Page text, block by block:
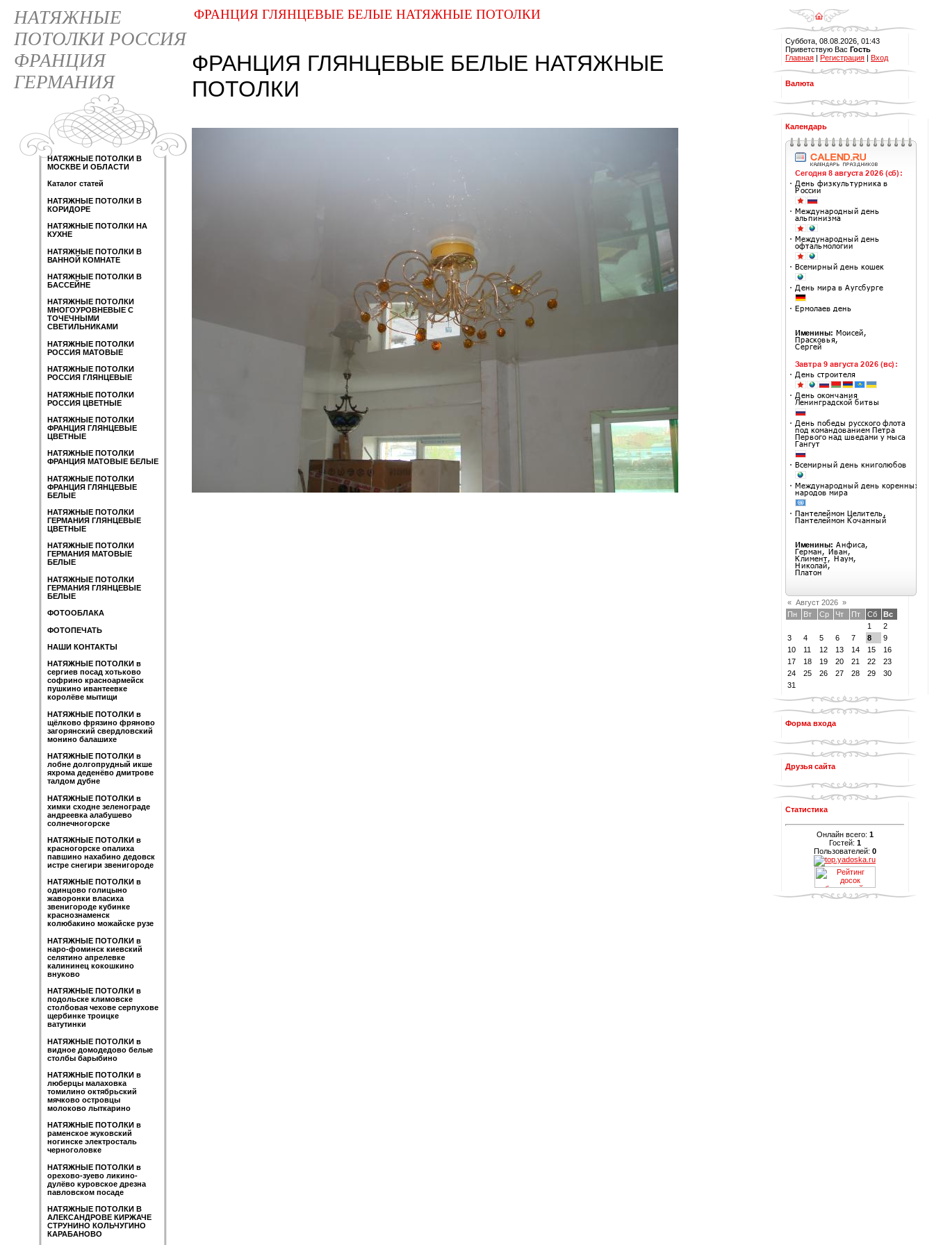
НАТЯЖНЫЕ
ПОТОЛКИ РОССИЯ
ФРАНЦИЯ
ГЕРМАНИЯ
НАТЯЖНЫЕ ПОТОЛКИ В
МОСКВЕ И ОБЛАСТИ
Каталог статей
НАТЯЖНЫЕ ПОТОЛКИ В
КОРИДОРЕ
НАТЯЖНЫЕ ПОТОЛКИ НА
КУХНЕ
НАТЯЖНЫЕ ПОТОЛКИ В
ВАННОЙ КОМНАТЕ
НАТЯЖНЫЕ ПОТОЛКИ В
БАССЕЙНЕ
НАТЯЖНЫЕ ПОТОЛКИ
МНОГОУРОВНЕВЫЕ С
ТОЧЕЧНЫМИ
СВЕТИЛЬНИКАМИ
НАТЯЖНЫЕ ПОТОЛКИ
РОССИЯ МАТОВЫЕ
НАТЯЖНЫЕ ПОТОЛКИ
РОССИЯ ГЛЯНЦЕВЫЕ
НАТЯЖНЫЕ ПОТОЛКИ
РОССИЯ ЦВЕТНЫЕ
НАТЯЖНЫЕ ПОТОЛКИ
ФРАНЦИЯ ГЛЯНЦЕВЫЕ
ЦВЕТНЫЕ
НАТЯЖНЫЕ ПОТОЛКИ
ФРАНЦИЯ МАТОВЫЕ БЕЛЫЕ
НАТЯЖНЫЕ ПОТОЛКИ
ФРАНЦИЯ ГЛЯНЦЕВЫЕ
БЕЛЫЕ
НАТЯЖНЫЕ ПОТОЛКИ
ГЕРМАНИЯ ГЛЯНЦЕВЫЕ
ЦВЕТНЫЕ
НАТЯЖНЫЕ ПОТОЛКИ
ГЕРМАНИЯ МАТОВЫЕ
БЕЛЫЕ
НАТЯЖНЫЕ ПОТОЛКИ
ГЕРМАНИЯ ГЛЯНЦЕВЫЕ
БЕЛЫЕ
ФОТООБЛАКА
ФОТОПЕЧАТЬ
НАШИ КОНТАКТЫ
НАТЯЖНЫЕ ПОТОЛКИ в
сергиев посад хотьково
софрино красноармейск
пушкино ивантеевке
королёве мытищи
НАТЯЖНЫЕ ПОТОЛКИ в
щёлково фрязино фряново
загорянский свердловский
монино балашихе
НАТЯЖНЫЕ ПОТОЛКИ в
лобне долгопрудный икше
яхрома деденёво дмитрове
талдом дубне
НАТЯЖНЫЕ ПОТОЛКИ в
химки сходне зеленограде
андреевка алабушево
солнечногорске
НАТЯЖНЫЕ ПОТОЛКИ в
красногорске опалиха
павшино нахабино дедовск
истре снегири звенигороде
НАТЯЖНЫЕ ПОТОЛКИ в
одинцово голицыно
жаворонки власиха
звенигороде кубинке
краснознаменск
колюбакино можайске рузе
НАТЯЖНЫЕ ПОТОЛКИ в
наро-фоминск киевский
селятино апрелевке
калининец кокошкино
внуково
НАТЯЖНЫЕ ПОТОЛКИ в
подольске климовске
столбовая чехове серпухове
щербинке троицке
ватутинки
НАТЯЖНЫЕ ПОТОЛКИ в
видное домодедово белые
столбы барыбино
НАТЯЖНЫЕ ПОТОЛКИ в
люберцы малаховка
томилино октябрьский
мячково островцы
молоково лыткарино
НАТЯЖНЫЕ ПОТОЛКИ в
раменское жуковский
ногинске электросталь
черноголовке
НАТЯЖНЫЕ ПОТОЛКИ в
орехово-зуево ликино-
дулёво куровское дрезна
павловском посаде
НАТЯЖНЫЕ ПОТОЛКИ В
АЛЕКСАНДРОВЕ КИРЖАЧЕ
СТРУНИНО КОЛЬЧУГИНО
КАРАБАНОВО
ФРАНЦИЯ ГЛЯНЦЕВЫЕ БЕЛЫЕ НАТЯЖНЫЕ ПОТОЛКИ
ФРАНЦИЯ ГЛЯНЦЕВЫЕ БЕЛЫЕ НАТЯЖНЫЕ
ПОТОЛКИ
Суббота, 08.08.2026, 01:43
Приветствую Вас Гость
Главная | Регистрация | Вход
Валюта
Календарь
« Август 2026 »
Пн
Вт Ср Чт Пт Сб
Вс
1
2
3
4 5 6 7 8
9
10
11 12 13 14 15
16
17
18 19 20 21 22
23
24
25 26 27 28 29
30
31
Форма входа
Друзья сайта
Статистика
Онлайн всего: 1
Гостей: 1
Пользователей: 0